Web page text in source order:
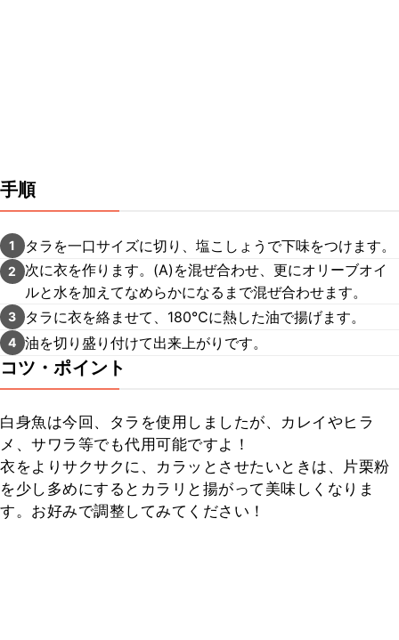
手順
1 タラを一口サイズに切り、塩こしょうで下味をつけます。
2
次に衣を作ります。(A)を混ぜ合わせ、更にオリーブオイ
ルと水を加えてなめらかになるまで混ぜ合わせます。
3 タラに衣を絡ませて、180℃に熱した油で揚げます。
4 油を切り盛り付けて出来上がりです。
コツ・ポイント
白身魚は今回、タラを使用しましたが、カレイやヒラ
メ、サワラ等でも代用可能ですよ！
衣をよりサクサクに、カラッとさせたいときは、片栗粉
を少し多めにするとカラリと揚がって美味しくなりま
す。お好みで調整してみてください！